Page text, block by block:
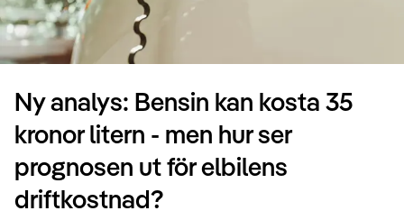
Ny analys: Bensin kan kosta 35
kronor litern - men hur ser
prognosen ut för elbilens
driftkostnad?